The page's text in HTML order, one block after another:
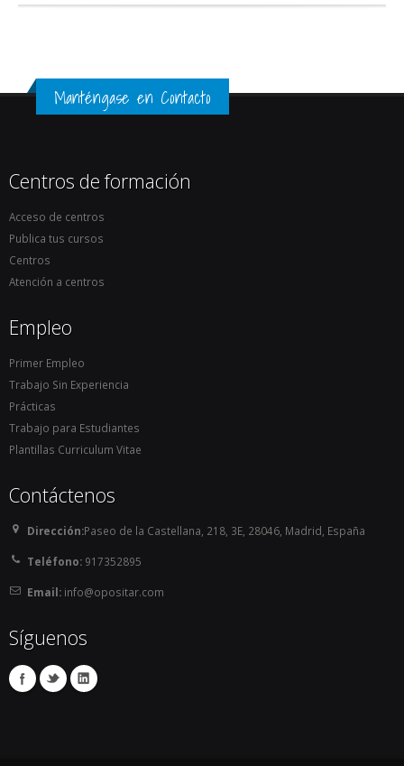
Manténgase en Contacto
Centros de formación
Acceso de centros
Publica tus cursos
Centros
Atención a centros
Empleo
Primer Empleo
Trabajo Sin Experiencia
Prácticas
Trabajo para Estudiantes
Plantillas Curriculum Vitae
Contáctenos
Dirección:Paseo de la Castellana, 218, 3E, 28046, Madrid, España
Teléfono: 917352895
Email:info@opositar.com
Síguenos